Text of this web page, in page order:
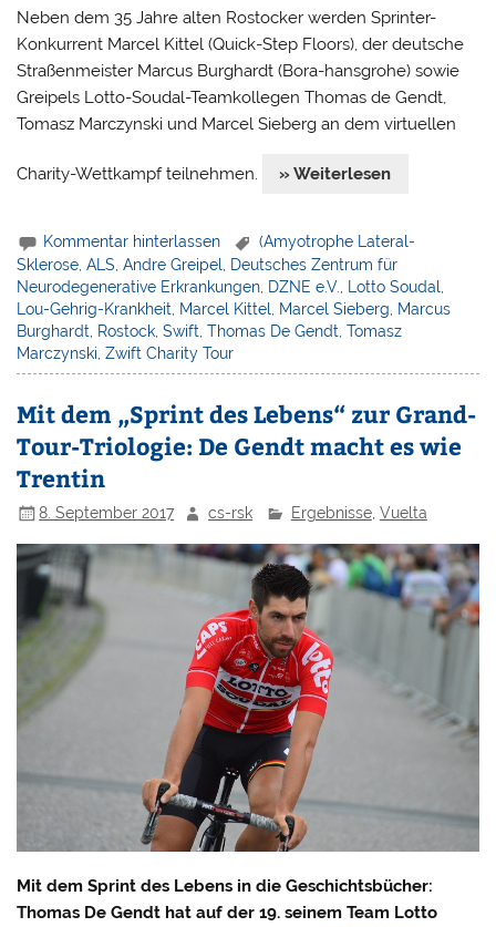
Neben dem 35 Jahre alten Rostocker werden Sprinter-
Konkurrent Marcel Kittel (Quick-Step Floors), der deutsche
Straßenmeister Marcus Burghardt (Bora-hansgrohe) sowie
Greipels Lotto-Soudal-Teamkollegen Thomas de Gendt,
Tomasz Marczynski und Marcel Sieberg an dem virtuellen
Charity-Wettkampf teilnehmen. » Weiterlesen
Kommentar hinterlassen
(Amyotrophe Lateral-
Sklerose ,ALS ,Andre Greipel
Deutsches Zentrum für
Neurodegenerative Erkrankungen DZNE e.V. Lotto Soudal
Lou-Gehrig-Krankheit
Marcel Kittel Marcel Sieberg
Marcus
Burghardt
Rostock ,Swift ,Thomas De Gendt ,Tomasz
Marczynski ,Zwift Charity Tour
Mit dem „Sprint des Lebens“ zur Grand-
Tour-Triologie: De Gendt macht es wie
Trentin
8. September 2017 cs-rsk Ergebnisse, Vuelta
Mit dem Sprint des Lebens in die Geschichtsbücher:
Thomas De Gendt hat auf der 19. seinem Team Lotto